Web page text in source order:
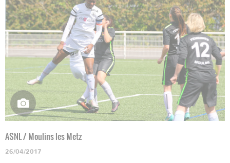
ASNL / Moulins les Metz
26/04/2017